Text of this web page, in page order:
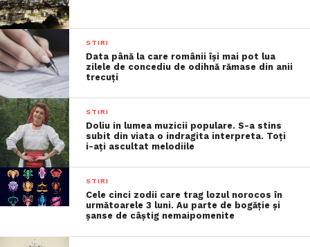
STIRI
Data până la care românii îşi mai pot lua
zilele de concediu de odihnă rămase din anii
trecuţi
STIRI
Doliu in lumea muzicii populare. S-a stins
subit din viata o indragita interpreta. Toți
i-ați ascultat melodiile
STIRI
Cele cinci zodii care trag lozul norocos în
următoarele 3 luni. Au parte de bogăție și
șanse de câștig nemaipomenite